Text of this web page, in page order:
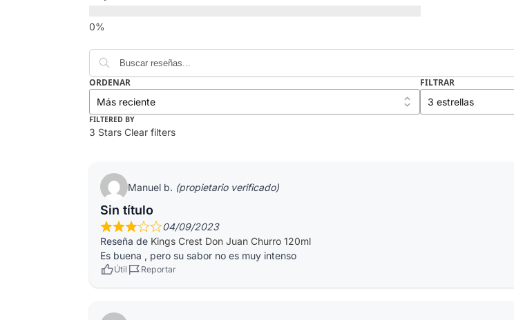
ORDENAR FILTRAR
FILTERED BY
3 Stars Clear filters
Manuel b. (propietario verificado)
Sin título
04/09/2023
Reseña de Kings Crest Don Juan Churro 120ml
Es buena , pero su sabor no es muy intenso
Útil Reportar